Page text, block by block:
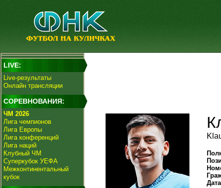
LIVE:
Live-результаты
Онлайн трансляции
СОРЕВНОВАНИЯ:
ЧМ 2026
Лига чемпионов
Лига Европы
Лига конференций
Лига наций
Клубный ЧМ
Суперкубок УЕФА
Межконтинентальный
кубок